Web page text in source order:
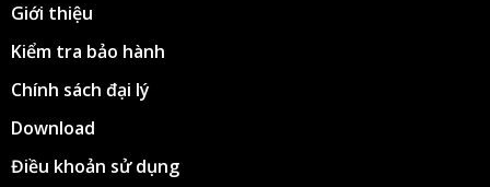
Giới thiệu
Kiểm tra bảo hành
Chính sách đại lý
Download
Điều khoản sử dụng